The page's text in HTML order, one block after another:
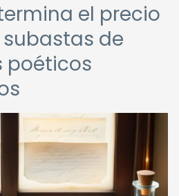
el precio
de
poéticos